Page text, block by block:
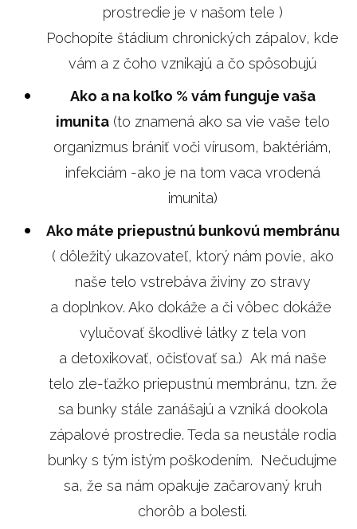
prostredie je v našom tele )
Pochopíte štádium chronických zápalov, kde
vám a z čoho vznikajú a čo spôsobujú
Ako a na koľko % vám funguje vaša
imunita(to znamená ako sa vie vaše telo
organizmus brániť voči vírusom, baktériám,
infekciám -ako je na tom vaca vrodená
imunita)
Ako máte priepustnú bunkovú membránu
( dôležitý ukazovateľ, ktorý nám povie, ako
naše telo vstrebáva živiny zo stravy
a doplnkov. Ako dokáže a či vôbec dokáže
vylučovať škodlivé látky z tela von
a detoxikovať, očisťovať sa.) Ak má naše
telo zle-ťažko priepustnú membránu, tzn. že
sa bunky stále zanášajú a vzniká dookola
zápalové prostredie. Teda sa neustále rodia
bunky s tým istým poškodením. Nečudujme
sa, že sa nám opakuje začarovaný kruh
chorôb a bolesti.